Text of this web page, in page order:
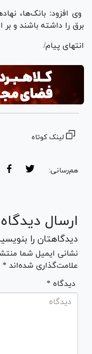
وی افزود: بانک‌ها،
برق را داشته باشند و
انتهای پیام/
لینک کوتاه
هم‌رسانی:
ارسال دیدگاه
دیدگاهتان را
نشانی ایمیل شما
علامت‌گذاری شده‌اند *
* دیدگاه